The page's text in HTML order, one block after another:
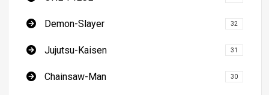
Demon-Slayer 32
Jujutsu-Kaisen 31
Chainsaw-Man 30